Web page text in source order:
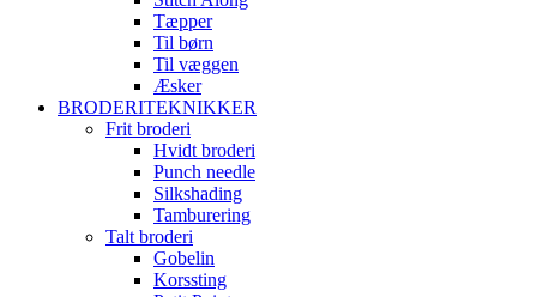
Tæpper
Til børn
Til væggen
Æsker
BRODERITEKNIKKER
Frit broderi
Hvidt broderi
Punch needle
Silkshading
Tamburering
Talt broderi
Gobelin
Korssting